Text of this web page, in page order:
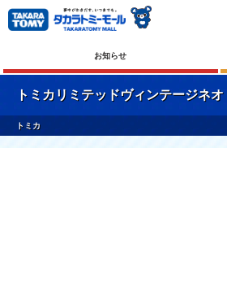
お知らせ
トミカリミテッドヴィンテージネ
トミカ